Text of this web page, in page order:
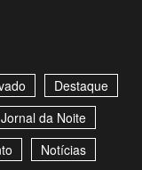
Destaque
Jornal da Noite
Notícias